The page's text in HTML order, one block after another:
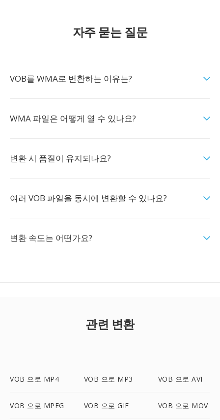
자주 묻는 질문
VOB를 WMA로 변환하는 이유는?
WMA 파일은 어떻게 열 수 있나요?
변환 시 품질이 유지되나요?
여러 VOB 파일을 동시에 변환할 수 있나요?
변환 속도는 어떤가요?
관련 변환
VOB 으로 MP4 VOB 으로 MP3 VOB 으로 AVI
VOB 으로 MPEG VOB 으로 GIF VOB 으로 MOV